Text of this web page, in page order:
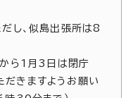
し、似島出張所は8
ら1月3日は閉庁
だきますようお願い